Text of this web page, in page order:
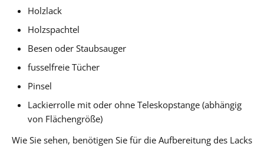
Holzlack
Holzspachtel
Besen oder Staubsauger
fusselfreie Tücher
Pinsel
Lackierrolle mit oder ohne Teleskopstange (abhängig
von Flächengröße)
Wie Sie sehen, benötigen Sie für die Aufbereitung des Lacks